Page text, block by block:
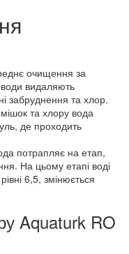
очищення за
видаляють
забруднення та хлор.
та хлору вода
де проходить
потрапляє на етап,
На цьому етапі воді
6,5, змінюється
Aquaturk RO